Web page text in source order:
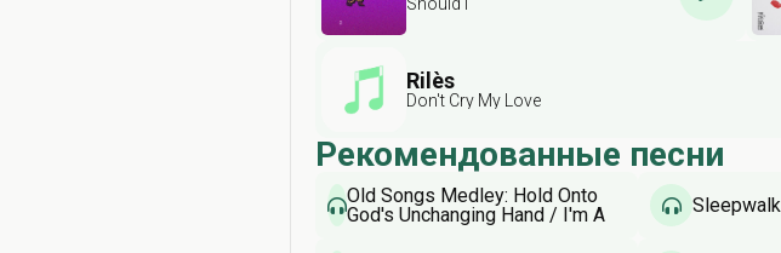
Rilès
Don't Cry My Love
Рекомендованные песни
Old Songs Medley: Hold Onto
God's Unchanging Hand / I'm A
Sleepwalk